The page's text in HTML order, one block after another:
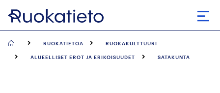
Siirry
suoraan
RUOKATIETOA RUOKAKULTTUURI
ALUEELLISET EROT JA ERIKOISUUDET SATAKUNTA